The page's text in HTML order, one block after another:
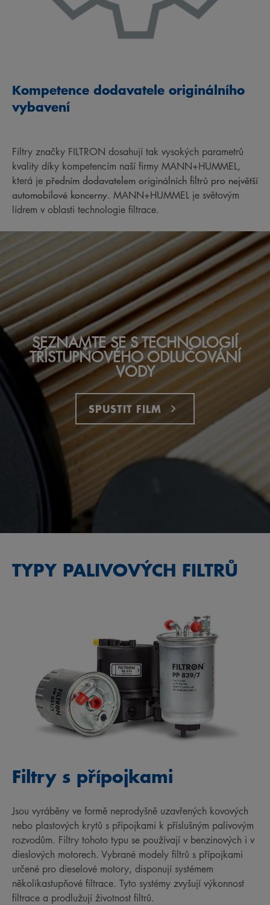
Kompetence dodavatele originálního
vybavení
Filtry značky FILTRON dosahují tak vysokých parametrů
kvality díky kompetencím naší firmy MANN+HUMMEL,
která je předním dodavatelem originálních filtrů pro největší
automobilové koncerny. MANN+HUMMEL je světovým
lídrem v oblasti technologie filtrace.
SEZNAMTE SE S TECHNOLOGIÍ
TŘÍSTUPŇOVÉHO ODLUČOVÁNÍ
VODY
SPUSTIT FILM
TYPY PALIVOVÝCH FILTRŮ
Filtry s přípojkami
Jsou vyráběny ve formě neprodyšně uzavřených kovových
nebo plastových krytů s přípojkami k příslušným palivovým
rozvodům. Filtry tohoto typu se používají v benzinových i v
dieslových motorech. Vybrané modely filtrů s přípojkami
určené pro dieselové motory, disponují systémem
několikastupňové filtrace. Tyto systémy zvyšují výkonnost
filtrace a prodlužují životnost filtrů.